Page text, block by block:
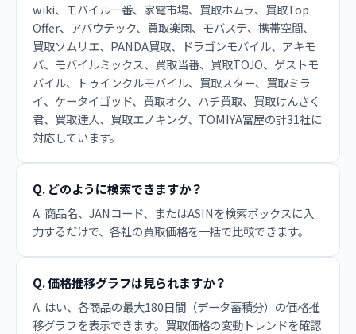
wiki、モバイル一番、家電市場、買取ホムラ、買取Top
Offer、アバウテック、買取楽園、モバステ、携帯空間、
買取ソムリエ、PANDA買取、ドラゴンモバイル、アキモ
バ、モバイルミックス、買取当番、買取TOJO、ゲストモ
バイル、トゥインクルモバイル、買取スター、買取ミラ
イ、ケータイゴッド、買取オク、ハチ買取、買取けんさく
君、買取達人、買取エノキング、TOMIYA富屋の計31社に
対応しています。
Q. どのように検索できますか？
A. 商品名、JANコード、またはASINを検索ボックスに入
力するだけで、各社の買取価格を一括で比較できます。
Q. 価格推移グラフは見られますか？
A. はい、各商品の最大180日間（データ蓄積分）の価格推
移グラフを表示できます。買取価格の変動トレンドを確認